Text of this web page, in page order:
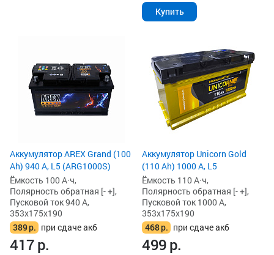
Купить
Аккумулятор AREX Grand (100
Ah) 940 А, L5 (ARG1000S)
Ёмкость 100 А·ч,
Полярность обратная [- +],
Пусковой ток 940 А,
353x175x190
389р. при сдаче акб
417р.
Аккумулятор Unicorn Gold
(110 Ah) 1000 А, L5
Ёмкость 110 А·ч,
Полярность обратная [- +],
Пусковой ток 1000 А,
353x175x190
468р. при сдаче акб
499р.